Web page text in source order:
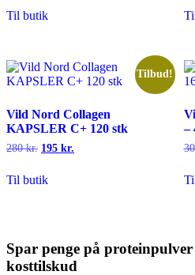
pris
var:
Til butik
Tilbud!
Vild Nord Collagen
KAPSLER C+ 120 stk
280kr. Den
pris
var:
195 kr.
Til butik
–
Spar penge på
kosttilskud